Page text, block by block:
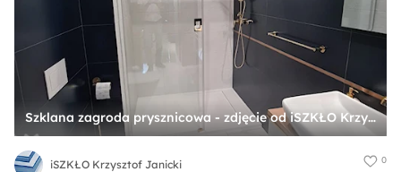
Szklana zagroda prysznicowa - zdjęcie od iSZKŁO Krzysztof Janicki
iSZKŁO Krzysztof Janicki 0